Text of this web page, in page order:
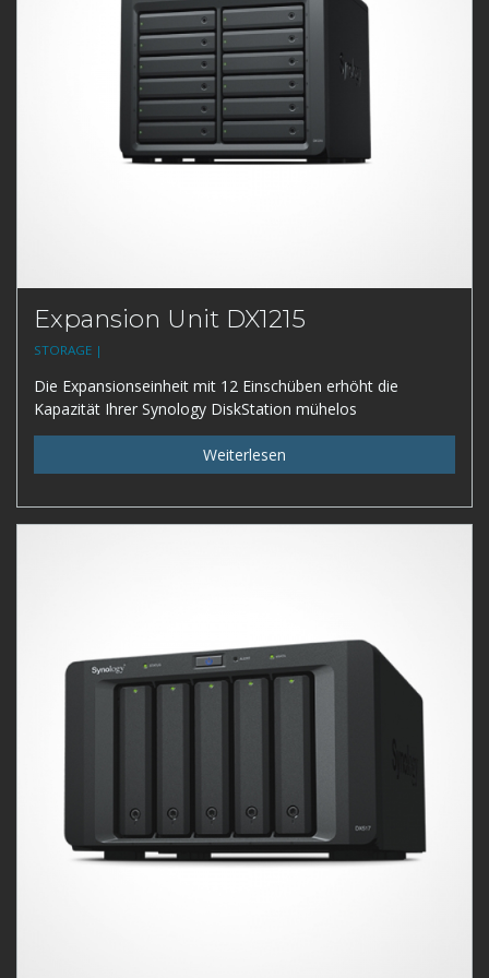
Expansion Unit DX1215
STORAGE |
Die Expansionseinheit mit 12 Einschüben erhöht die
Kapazität Ihrer Synology DiskStation mühelos
Weiterlesen